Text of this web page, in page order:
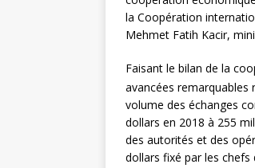
la Coopération
Mehmet Fatih Kacir,
Faisant le bilan de la
avancées remarquables
volume des échanges
dollars en 2018 à 255
des autorités et des
dollars fixé par les chefs